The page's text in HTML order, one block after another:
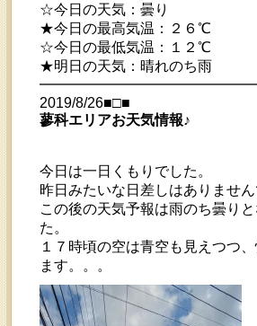
☆今日の天気：曇り
★今日の最高気温：２６℃
☆今日の最低気温：１２℃
★明日の天気：晴れのち雨
2019/8/26■□■
蓼科エリアお天気情報♪
今日は一日くもりでした。
昨日みたいな日差しはありませ
この後の天気予報は雨のち曇り
た。
１７時頃の空は青空も見えつつ
ます。。。